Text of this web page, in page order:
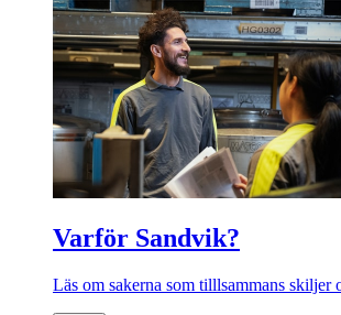
Varför Sandvik?
Läs om sakerna som tilllsammans